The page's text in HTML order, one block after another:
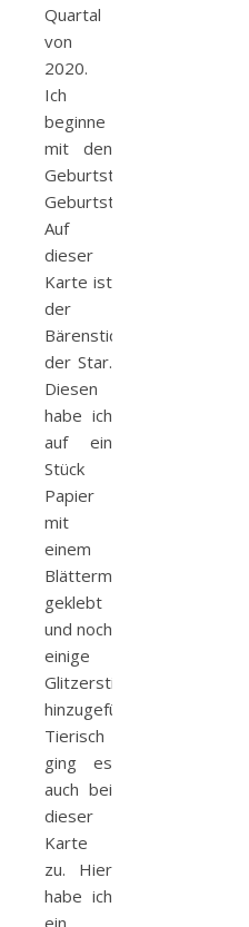
Quartal
von
2020.
Ich
beginne
mit den
Geburtstagskarten.
Geburtstagskarten
Auf
dieser
Karte ist
der
Bärensticker
der Star.
Diesen
habe ich
auf ein
Stück
Papier
mit
einem
Blättermuster
geklebt
und noch
einige
Glitzersticker
hinzugefügt.
Tierisch
ging es
auch bei
dieser
Karte
zu. Hier
habe ich
ein